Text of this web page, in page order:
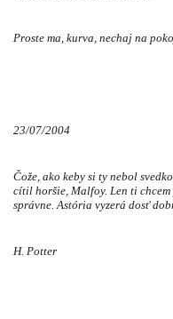
Proste ma, kurva, nechaj na
23/07/2004
Čože, ako keby si ty nebol
cítil horšie, Malfoy. Len ti chcem
správne. Astória vyzerá dosť
H. Potter